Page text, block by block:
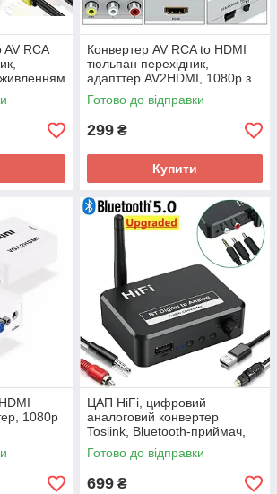
RCA
Конвертер AV RCA to HDMI
тюльпан перехідник,
адапттер AV2HDMI, 1080p з
живленням
Готово до відправки
299 ₴
Купити
1080p
ЦАП HiFi, цифровий
аналоговий конвертер
Toslink, Bluetooth-приймач,
SPDIF, USB у 2.0 RCA, 3.5
mm AUX
Готово до відправки
699 ₴